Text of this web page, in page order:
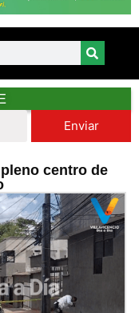
Enviar
centro de